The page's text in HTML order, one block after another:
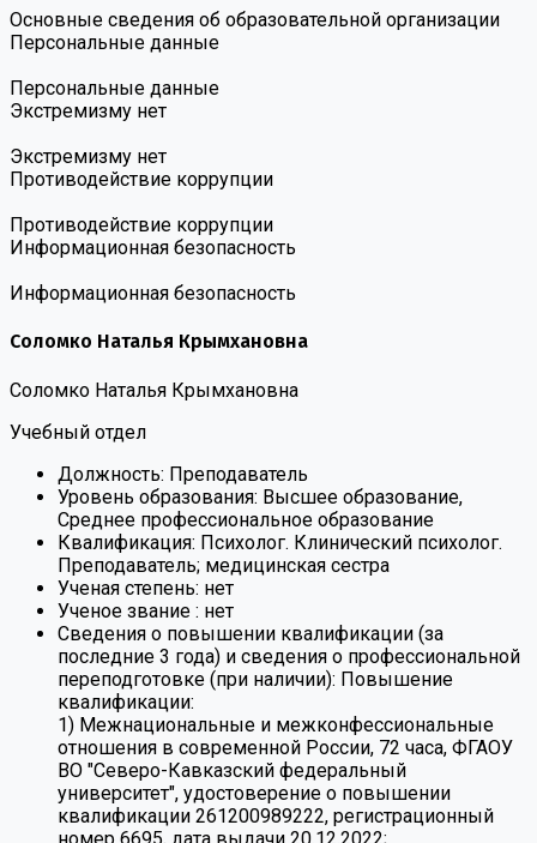
Основные сведения об образовательной организации
Персональные данные
Персональные данные
Экстремизму нет
Экстремизму нет
Противодействие коррупции
Противодействие коррупции
Информационная безопасность
Информационная безопасность
Соломко Наталья Крымхановна
Соломко Наталья Крымхановна
Учебный отдел
Должность: Преподаватель
Уровень образования: Высшее образование,
Среднее профессиональное образование
Квалификация: Психолог. Клинический психолог.
Преподаватель; медицинская сестра
Ученая степень: нет
Ученое звание : нет
Сведения о повышении квалификации (за
последние 3 года) и сведения о профессиональной
переподготовке (при наличии): Повышение
квалификации:
1) Межнациональные и межконфессиональные
отношения в современной России, 72 часа, ФГАОУ
ВО "Северо-Кавказский федеральный
университет", удостоверение о повышении
квалификации 261200989222, регистрационный
номер 6695, дата выдачи 20.12.2022;